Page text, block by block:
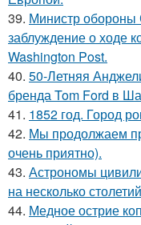
39. Министр обороны
заблуждение о ходе
Washington Post.
40. 50-Летняя
бренда Tom Ford в
41. 1852 год. Город
42. Мы продолжаем
очень приятно).
43. Астрономы
на несколько
44. Медное острие